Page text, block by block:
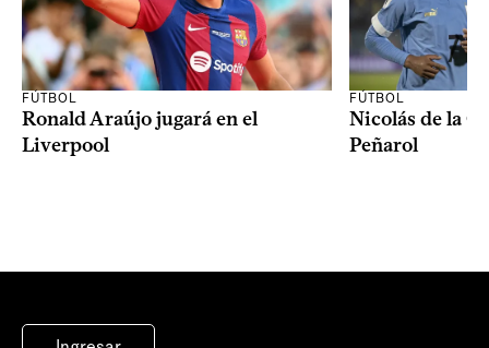
FÚTBOL
Ronald Araújo jugará en el
Liverpool
FÚTBOL
Nicolás de la
Peñarol